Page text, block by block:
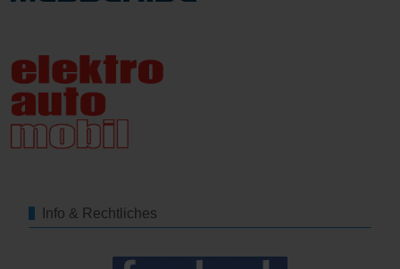
Info & Rechtliches